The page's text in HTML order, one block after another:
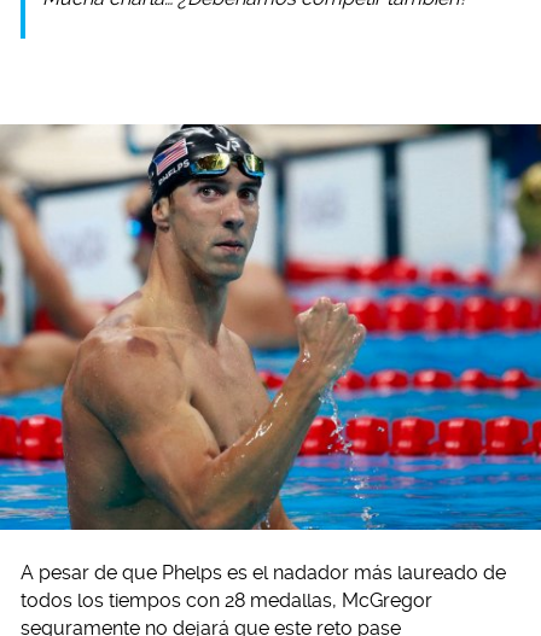
A pesar de que Phelps es el nadador más laureado de
todos los tiempos con 28 medallas, McGregor
seguramente no dejará que este reto pase